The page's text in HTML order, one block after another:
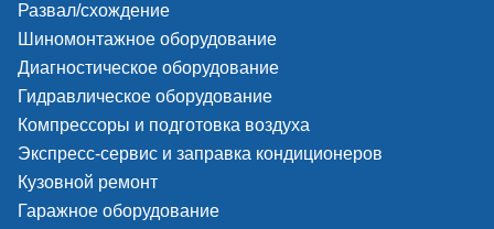
Развал/схождение
Шиномонтажное оборудование
Диагностическое оборудование
Гидравлическое оборудование
Компрессоры и подготовка воздуха
Экспресс-сервис и заправка кондиционеров
Кузовной ремонт
Гаражное оборудование